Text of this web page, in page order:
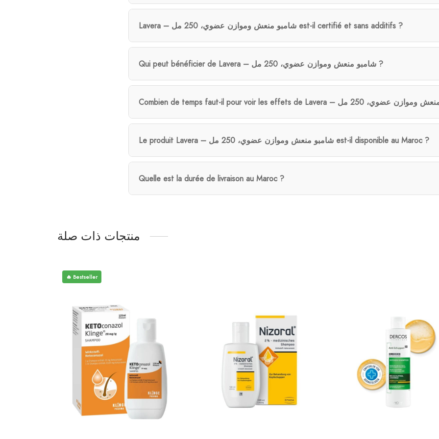
Lavera – شامبو منعش وموازن عضوي، 250 مل est-il certifié et sans additifs ?
Qui peut bénéficier de Lavera – شامبو منعش وموازن عضوي، 250 مل ?
Le produit Lavera – شامبو منعش وموازن عضوي، 250 مل est-il disponible au Maroc ?
Quelle est la durée de livraison au Maroc ?
منتجات ذات صلة
🔥 Bestseller